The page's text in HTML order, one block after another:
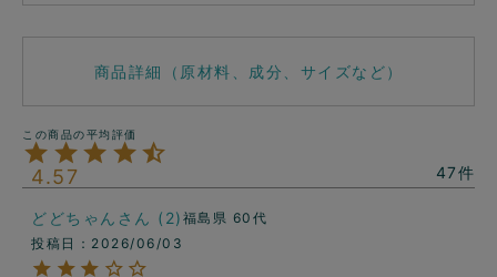
商品詳細（原材料、成分、サイズなど）
4.57 47
どどちゃん 2 福島県 60代
投稿日
2026/06/03